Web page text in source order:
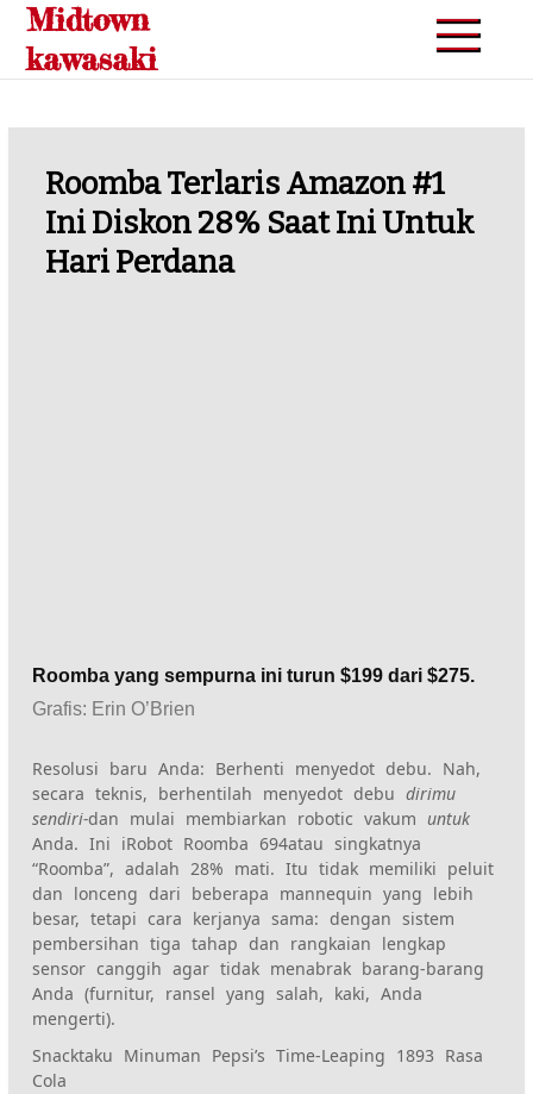
Skip
content
Midtown
kawasaki
Roomba Terlaris Amazon #1
Ini Diskon 28% Saat Ini Untuk
Hari Perdana
Roomba yang sempurna ini turun $199 dari $275.
Grafis: Erin O’Brien
Resolusi baru Anda: Berhenti menyedot debu. Nah,
secara teknis, berhentilah menyedot debudirimu
sendiri-dan mulai membiarkan robotic vakumuntuk
Anda. Ini iRobot Roomba 694atau singkatnya
“Roomba”, adalah 28% mati. Itu tidak memiliki peluit
dan lonceng dari beberapa mannequin yang lebih
besar, tetapi cara kerjanya sama: dengan sistem
pembersihan tiga tahap dan rangkaian lengkap
sensor canggih agar tidak menabrak barang-barang
Anda (furnitur, ransel yang salah, kaki, Anda
mengerti).
Snacktaku Minuman Pepsi’s Time-Leaping 1893 Rasa
Cola